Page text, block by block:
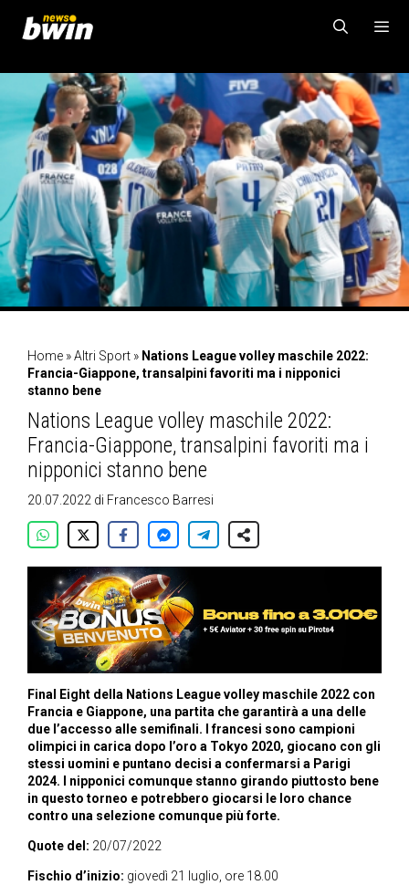
contenuto
MENU
Home »Altri Sport » Nations League volley maschile 2022:
Francia-Giappone, transalpini favoriti ma i nipponici
stanno bene
Nations League volley maschile 2022:
Francia-Giappone, transalpini favoriti ma i
nipponici stanno bene
20.07.2022 di Francesco Barresi
Final Eight della Nations League volley maschile 2022 con
Francia e Giappone, una partita che garantirà a una delle
due l’accesso alle semifinali. I francesi sono campioni
olimpici in carica dopo l’oro a Tokyo 2020, giocano con gli
stessi uomini e puntano decisi a confermarsi a Parigi
2024. I nipponici comunque stanno girando piuttosto bene
in questo torneo e potrebbero giocarsi le loro chance
contro una selezione comunque più forte.
Quote del: 20/07/2022
Fischio d’inizio: giovedì 21 luglio, ore 18.00